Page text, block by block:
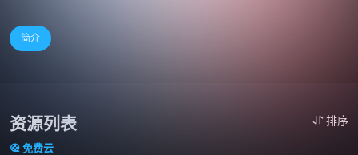
简介
资源列表 排序
免费云